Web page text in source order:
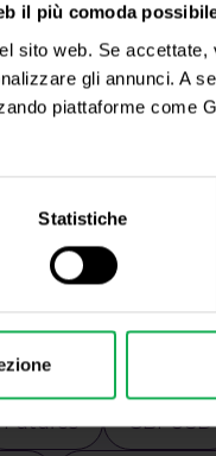
il più comoda
sito web. Se
gli annunci. A
piattaforme come
Statistiche
più
Azioni
Futures GBPUSD